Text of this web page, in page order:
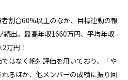
割合60%以上のなか、目標連動の報
続出。最高年収1660万円、平均年収
万円！
はなく絶対評価を用いており、「や
るほか、他メンバーの成績に振り回